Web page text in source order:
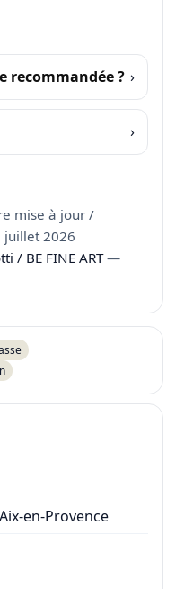
recommandée ?
mise à jour /
juillet 2026
/ BE FINE ART—
Aix-en-Provence